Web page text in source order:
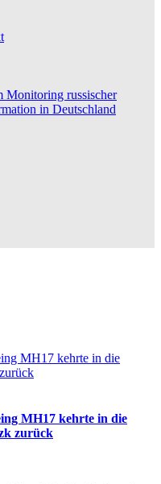
Monitoring russischer
in Deutschland
MH17 kehrte in die
zurück